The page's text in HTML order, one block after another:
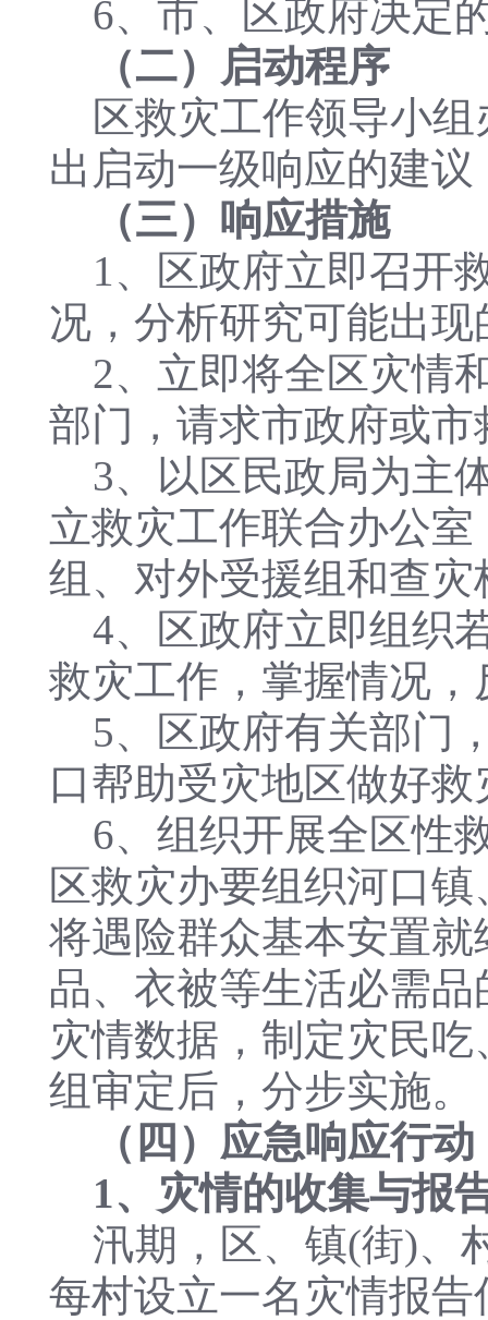
6、市、区政府决定
（二）启动程序
区救灾工作领导小组
出启动一级响应的建
（三）响应措施
1、区政府立即召开
况，分析研究可能出
2、立即将全区灾情
部门，请求市政府或
3、以区民政局为主
立救灾工作联合办公
组、对外受援组和查灾
4、区政府立即组织
救灾工作，掌握情况，
5、区政府有关部门
口帮助受灾地区做好救
6、组织开展全区性
区救灾办要组织河口
将遇险群众基本安置
品、衣被等生活必需
灾情数据，制定灾民
组审定后，分步实施。
（四）应急响应行动
1、灾情的收集与报
汛期，区、镇(街)、
每村设立一名灾情报